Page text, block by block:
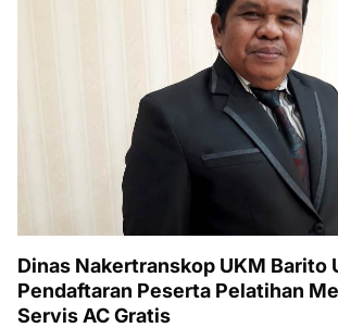
Dinas Nakertranskop UKM Barito
Pendaftaran Peserta Pelatihan
Servis AC Gratis